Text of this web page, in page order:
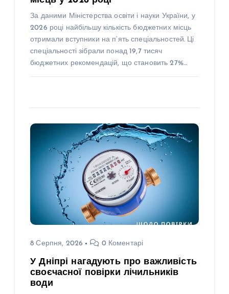
За даними Міністерства освіти і науки України, у
2026 році найбільшу кількість бюджетних місць
отримали вступники на п’ять спеціальностей. Ці
спеціальності зібрали понад 19,7 тисяч
бюджетних рекомендацій, що становить 27%…
8 Серпня, 2026 0 Коментарі
У Дніпрі нагадують про важливість
своєчасної повірки лічильників
води